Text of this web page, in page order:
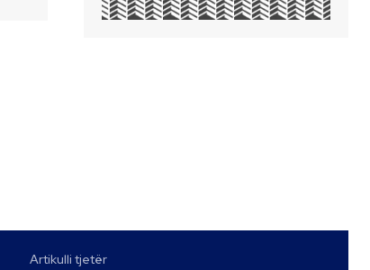
Artikulli tjetër